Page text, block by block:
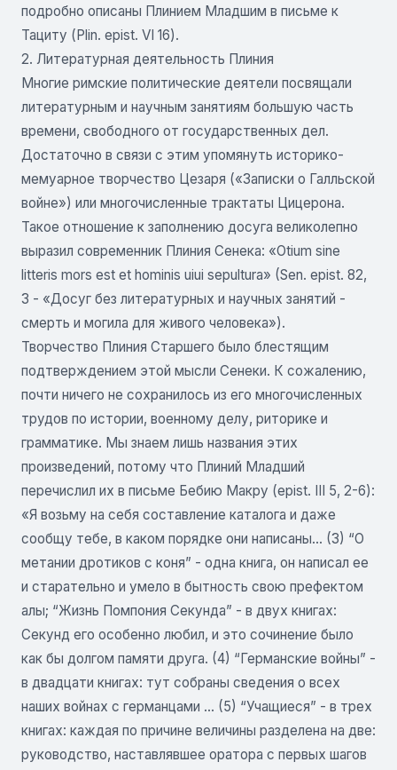
подробно описаны Плинием Младшим в письме к
Тациту (Plin. epist. VI 16).
2. Литературная деятельность Плиния
Многие римские политические деятели посвящали
литературным и научным занятиям большую часть
времени, свободного от государственных дел.
Достаточно в связи с этим упомянуть историко-
мемуарное творчество Цезаря («Записки о Галльской
войне») или многочисленные трактаты Цицерона.
Такое отношение к заполнению досуга великолепно
выразил современник Плиния Сенека: «Otium sine
litteris mors est et hominis uiui sepultura» (Sen. epist. 82,
3 - «Досуг без литературных и научных занятий -
смерть и могила для живого человека»).
Творчество Плиния Старшего было блестящим
подтверждением этой мысли Сенеки. К сожалению,
почти ничего не сохранилось из его многочисленных
трудов по истории, военному делу, риторике и
грамматике. Мы знаем лишь названия этих
произведений, потому что Плиний Младший
перечислил их в письме Бебию Макру (epist. III 5, 2-6):
«Я возьму на себя составление каталога и даже
сообщу тебе, в каком порядке они написаны... (3) “О
метании дротиков с коня” - одна книга, он написал ее
и старательно и умело в бытность свою префектом
алы; “Жизнь Помпония Секунда” - в двух книгах:
Секунд его особенно любил, и это сочинение было
как бы долгом памяти друга. (4) “Германские войны” -
в двадцати книгах: тут собраны сведения о всех
наших войнах с германцами ... (5) “Учащиеся” - в трех
книгах: каждая по причине величины разделена на две:
руководство, наставлявшее оратора с первых шагов